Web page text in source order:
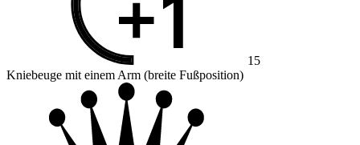
15
Kniebeuge mit einem Arm (breite Fußposition)